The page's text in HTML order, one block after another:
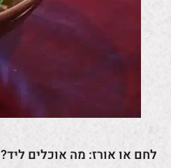
לחם או אורז: מה אוכלים ליד?